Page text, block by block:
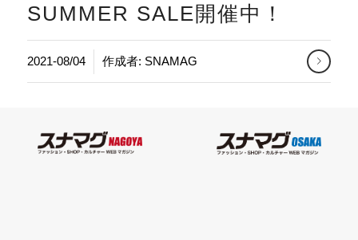
SUMMER SALE開催中！
2021-08/04 作成者: SNAMAG